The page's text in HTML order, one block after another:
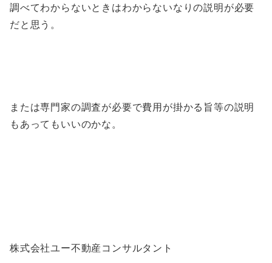
調べてわからないときはわからないなりの説明が必要
だと思う。
または専門家の調査が必要で費用が掛かる旨等の説明
もあってもいいのかな。
株式会社ユー不動産コンサルタント